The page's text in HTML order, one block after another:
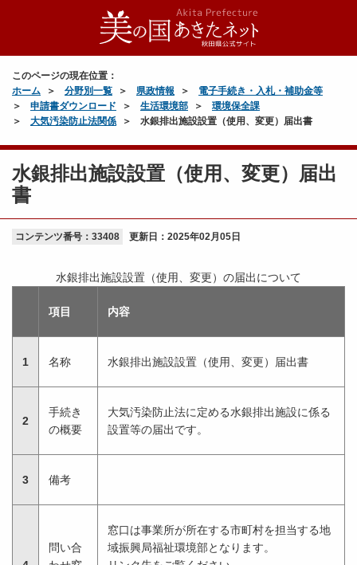
このページの現在位置：
ホーム
分野別一覧 県政情報
電子手続き・入札・補助金等
申請書ダウンロード
生活環境部
環境保全課
大気汚染防止法関係
水銀排出施設設置（使用、変更）届出書
水銀排出施設設置（使用、変更）届出
書
コンテンツ番号：33408 更新日： 2025年02月05日
水銀排出施設設置（使用、変更）の届出について
項目 内容
1 名称 水銀排出施設設置（使用、変更）届出書
2
手続き
の概要
大気汚染防止法に定める水銀排出施設に係る
設置等の届出です。
3 備考
問い合
窓口は事業所が所在する市町村を担当する地
域振興局福祉環境部となります。